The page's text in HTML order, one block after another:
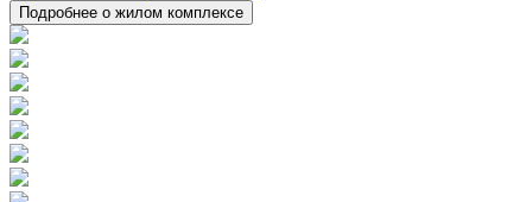
Подробнее о жилом комплексе